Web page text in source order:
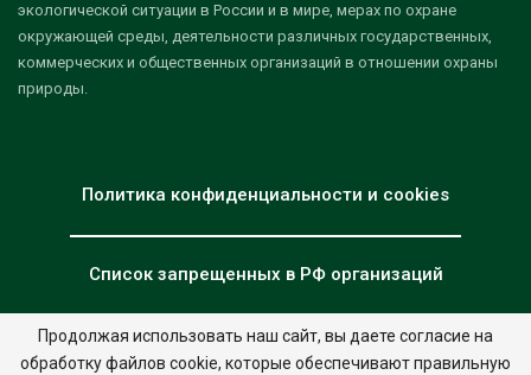
экологической ситуации в России и в мире, мерах по охране
окружающей среды, деятельности различных государственных,
коммерческих и общественных организаций в отношении охраны
природы.
Политика конфиденциальности и cookies
Список запрещенных в РФ организаций
© 2026 - НИА "Экология". Все права защищены. Дизайн:nia.eco
Продолжая использовать наш сайт, вы даете согласие на
обработку файлов cookie, которые обеспечивают правильную